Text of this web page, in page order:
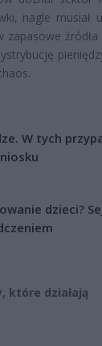
nagle musiał
zapasowe
W tych
dzieci?
które działają